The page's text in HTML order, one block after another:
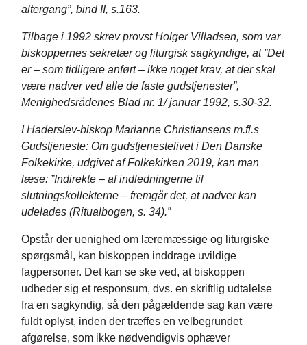
altergang”, bind II, s.163.
Tilbage i 1992 skrev provst Holger Villadsen, som var
biskoppernes sekretær og liturgisk sagkyndige, at ”Det
er – som tidligere anført – ikke noget krav, at der skal
være nadver ved alle de faste gudstjenester”,
Menighedsrådenes Blad nr. 1/ januar 1992, s.30-32.
I Haderslev-biskop Marianne Christiansens m.fl.s
Gudstjeneste: Om gudstjenestelivet i Den Danske
Folkekirke, udgivet af Folkekirken 2019, kan man
læse: ”Indirekte – af indledningerne til
slutningskollekterne – fremgår det, at nadver kan
udelades (Ritualbogen, s. 34).”
Opstår der uenighed om læremæssige og liturgiske
spørgsmål, kan biskoppen inddrage uvildige
fagpersoner. Det kan se ske ved, at biskoppen
udbeder sig et responsum, dvs. en skriftlig udtalelse
fra en sagkyndig, så den pågældende sag kan være
fuldt oplyst, inden der træffes en velbegrundet
afgørelse, som ikke nødvendigvis ophæver